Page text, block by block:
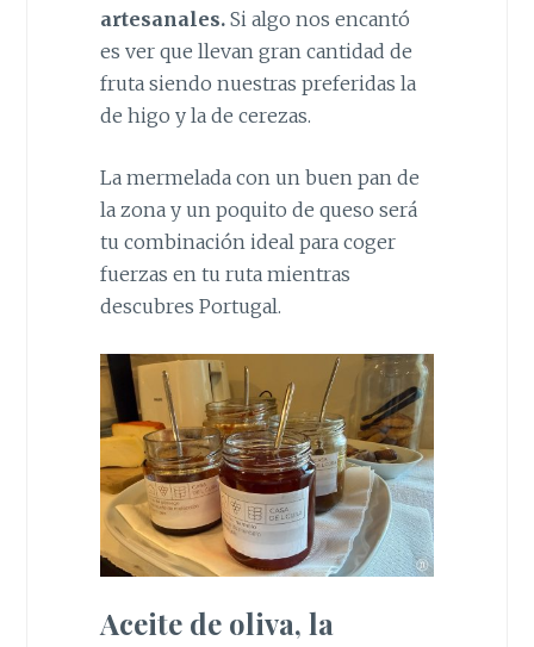
artesanales. Si algo nos encantó
es ver que llevan gran cantidad de
fruta siendo nuestras preferidas la
de higo y la de cerezas.
La mermelada con un buen pan de
la zona y un poquito de queso será
tu combinación ideal para coger
fuerzas en tu ruta mientras
descubres Portugal.
Aceite de oliva, la